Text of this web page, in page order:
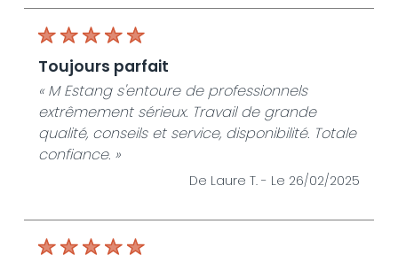
satisfaction de mes clients est notre priorité
Jean luc Estang »
De JLE SERVICES HABITAT - Le 29/01/2026
toujours parfait
« M Estang s'entoure de professionnels
extrêmement sérieux. Travail de grande
qualité, conseils et service, disponibilité. Totale
confiance. »
De Laure T. - Le 26/02/2025